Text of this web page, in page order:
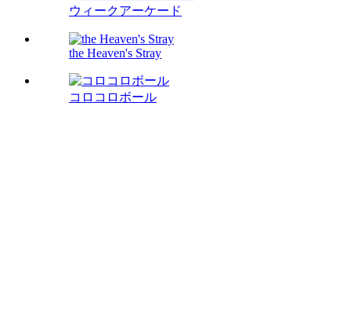
ウィークアーケード
the Heaven's Stray
コロコロボール